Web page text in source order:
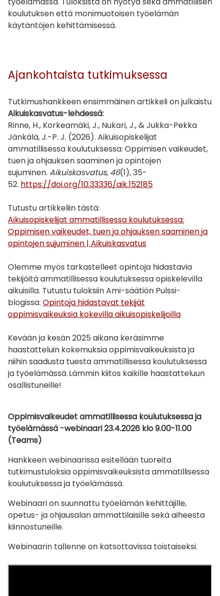
koulutuksen että monimuotoisen työelämän
käytäntöjen kehittämisessä.
Ajankohtaista tutkimuksessa
Tutkimushankkeen ensimmäinen artikkeli on julkaistu
Aikuiskasvatus-lehdessä:
Rinne, H., Korkeamäki, J., Nukari, J., & Jukka-Pekka
Jänkälä, J.-P. J. (2026). Aikuisopiskelijat
ammatillisessa koulutuksessa: Oppimisen vaikeudet,
tuen ja ohjauksen saaminen ja opintojen
sujuminen. Aikuiskasvatus, 46(1), 35-
52. https://doi.org/10.33336/aik.152185
Tutustu artikkeliin tästä:
Aikuisopiskelijat ammatillisessa koulutuksessa:
Oppimisen vaikeudet, tuen ja ohjauksen saaminen ja
opintojen sujuminen | Aikuiskasvatus
Olemme myös tarkastelleet opintoja hidastavia
tekijöitä ammatillisessa koulutuksessa opiskelevilla
aikuisilla. Tutustu tuloksiin Ami-säätiön Pulssi-
blogissa: Opintoja hidastavat tekijät
oppimisvaikeuksia kokevilla aikuisopiskelijoilla
Kevään ja kesän 2025 aikana keräsimme
haastatteluin kokemuksia oppimisvaikeuksista ja
niihin saadusta tuesta ammatillisessa koulutuksessa
ja työelämässä. Lämmin kiitos kaikille haastatteluun
osallistuneille!
Oppimisvaikeudet ammatillisessa koulutuksessa ja
työelämässä -webinaari 23.4.2026 klo 9.00-11.00
(Teams)
Hankkeen webinaarissa esitellään tuoreita
tutkimustuloksia oppimisvaikeuksista ammatillisessa
koulutuksessa ja työelämässä.
Webinaari on suunnattu työelämän kehittäjille,
opetus- ja ohjausalan ammattilaisille sekä aiheesta
kiinnostuneille.
Webinaarin tallenne on katsottavissa toistaiseksi.